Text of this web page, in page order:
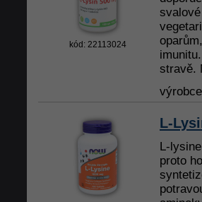
kód: 22113024
stravě.
L-
L-
proto